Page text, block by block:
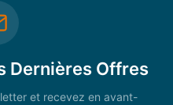
Dernières Offres
et recevez en avant-